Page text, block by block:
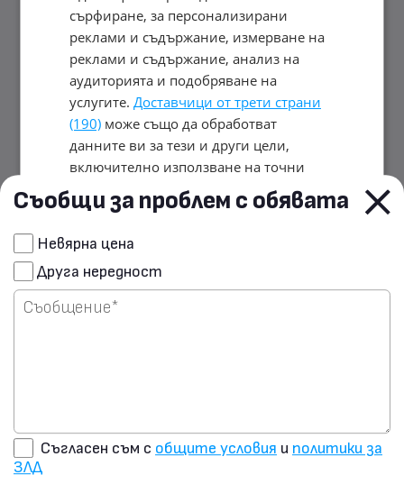
Сподели чрез E-mail
Изпрати запитване на
продавача
Съобщи за проблем с обявата
Невярна цена
Друга нередност
Съгласен съм с общите условия и политики за
ЗЛД
сърфиране, за персонализирани
реклами и съдържание, измерване на
реклами и съдържание, анализ на
аудиторията и подобряване на
услугите.Доставчици от трети страни
(190) може също да обработват
данните ви за тези и други цели,
включително използване на точни
данни за геолокация и характеристики
на устройството. Вашият избор важи
доставчици може да разчитат на
законен интерес вместо на съгласие;
имате право да възразите вНастройки
за рекламиране
ПРИЕМЕТЕ ВСИЧКИ